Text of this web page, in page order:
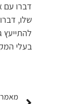
דברו עם
שלו,
להתייעץ
בעלי